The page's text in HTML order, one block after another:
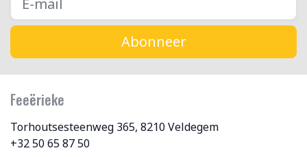
Abonneer
Feeërieke
Torhoutsesteenweg 365, 8210 Veldegem
+32 50 65 87 50